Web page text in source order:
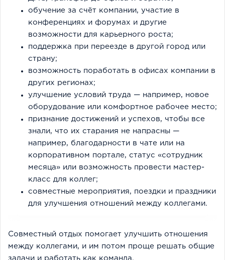
обучение за счёт компании, участие в
конференциях и форумах и другие
возможности для карьерного роста;
поддержка при переезде в другой город или
страну;
возможность поработать в офисах компании в
других регионах;
улучшение условий труда — например, новое
оборудование или комфортное рабочее место;
признание достижений и успехов, чтобы все
знали, что их старания не напрасны —
например, благодарности в чате или на
корпоративном портале, статус «сотрудник
месяца» или возможность провести мастер-
класс для коллег;
совместные мероприятия, поездки и праздники
для улучшения отношений между коллегами.
Совместный отдых помогает улучшить отношения
между коллегами, и им потом проще решать общие
задачи и работать как команда.